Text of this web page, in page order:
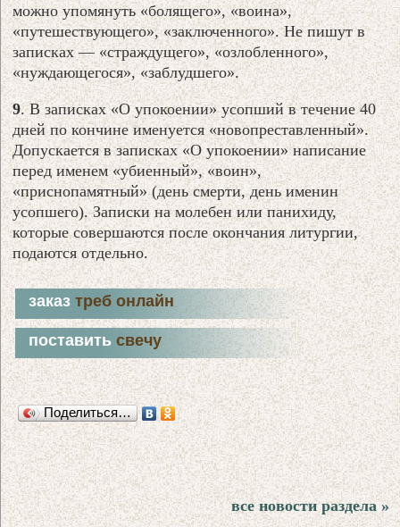
можно упомянуть «болящего», «воина»,
«путешествующего», «заключенного». Не пишут в
записках — «страждущего», «озлобленного»,
«нуждающегося», «заблудшего».
9. В записках «О упокоении» усопший в течение 40
дней по кончине именуется «новопреставленный».
Допускается в записках «О упокоении» написание
перед именем «убиенный», «воин»,
«приснопамятный» (день смерти, день именин
усопшего). Записки на молебен или панихиду,
которые совершаются после окончания литургии,
подаются отдельно.
заказтреб онлайн
поставитьсвечу
Поделиться…
все новости раздела »